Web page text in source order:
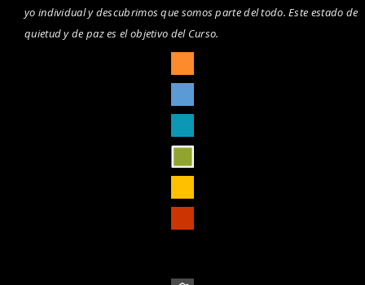
yo individual y descubrimos que somos parte del todo. Este estado de
quietud y de paz es el objetivo del Curso.